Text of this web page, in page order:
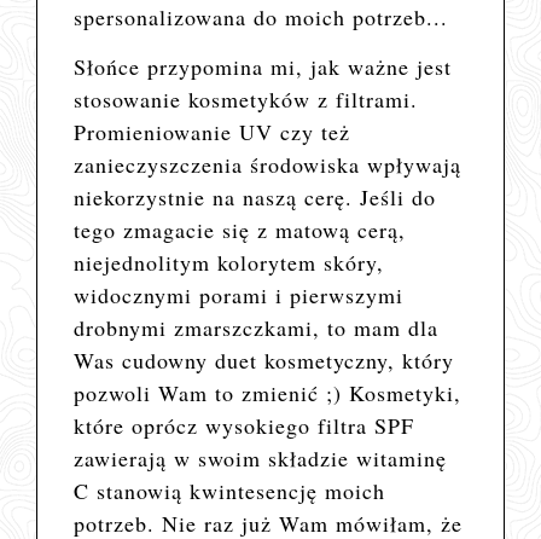
spersonalizowana do moich potrzeb...
Słońce przypomina mi, jak ważne jest
stosowanie kosmetyków z filtrami.
Promieniowanie UV czy też
zanieczyszczenia środowiska wpływają
niekorzystnie na naszą cerę. Jeśli do
tego zmagacie się z matową cerą,
niejednolitym kolorytem skóry,
widocznymi porami i pierwszymi
drobnymi zmarszczkami, to mam dla
Was cudowny duet kosmetyczny, który
pozwoli Wam to zmienić ;)Kosmetyki,
które oprócz wysokiego filtra SPF
zawierają w swoim składzie witaminę
C stanowią kwintesencję moich
potrzeb. Nie raz już Wam mówiłam, że